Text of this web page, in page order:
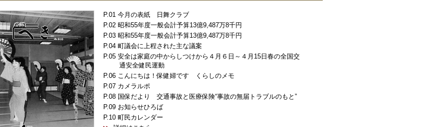
今月の表紙 日舞クラブ
昭和55年度一般会計予算13億9,487万8千円
昭和55年度一般会計予算13億9,487万8千円
町議会に上程された主な議案
安全は家庭の中からしつけから４月６日～４月15日春の全国交
通安全健民運動
こんにちは！保健婦です くらしのメモ
カメラルポ
国保だより 交通事故と医療保険“事故の無届トラブルのもと”
お知らせひろば
町民カレンダー